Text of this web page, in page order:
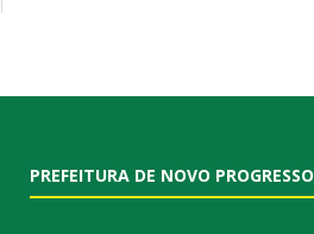
PREFEITURA DE NOVO PROGRESSO